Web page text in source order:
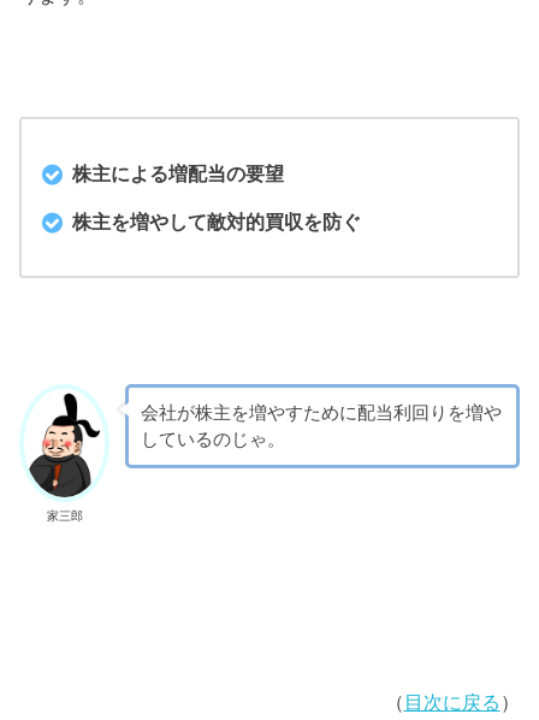
株主による増配当の要望
株主を増やして敵対的買収を防ぐ
家三郎
会社が株主を増やすために配当利回りを増や
しているのじゃ。
（ 目次に戻る ）